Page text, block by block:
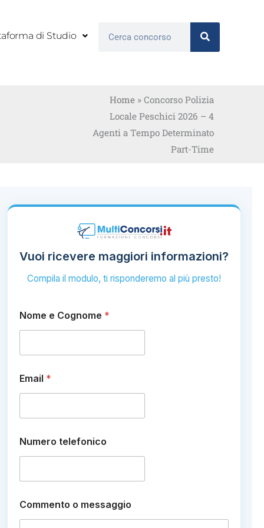
di Studio Cerca
Home» Concorso Polizia
Locale Peschici 2026 – 4
Agenti a Tempo Determinato
Part-Time
Vuoi ricevere maggiori informazioni?
Compila il modulo, ti risponderemo al più presto!
Nome e Cognome *
Email *
Numero telefonico
o
g
Commento o messaggio